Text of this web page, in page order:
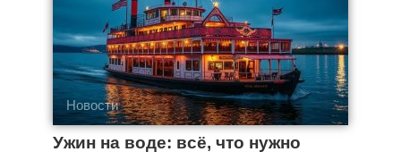
Новости
Ужин на воде: всё, что нужно